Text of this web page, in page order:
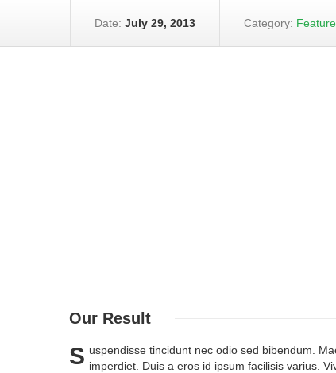
Date: July 29, 2013 Category:
Our Result
S uspendisse tincidunt nec odio sed bibendum.
imperdiet. Duis a eros id ipsum facilisis varius.